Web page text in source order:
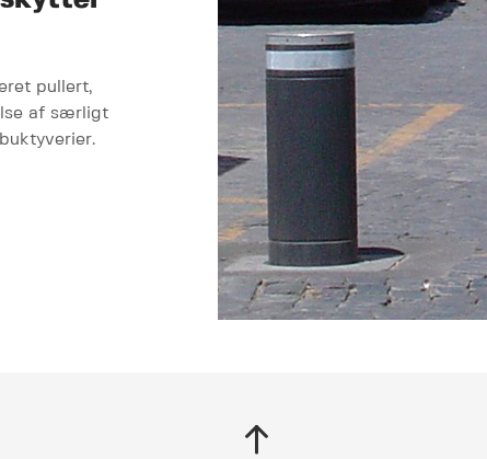
pullert,
af særligt